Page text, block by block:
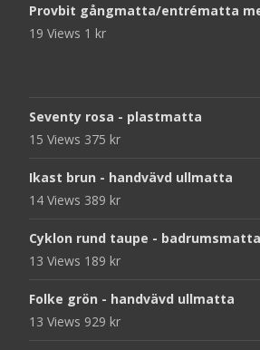
Provbit gångmatta/entrématta
19 Views 1 kr
Seventy rosa - plastmatta
15 Views 375 kr
Ikast brun - handvävd ullmatta
14 Views 389 kr
Cyklon rund taupe - badrumsmatta
13 Views 189 kr
Folke grön - handvävd ullmatta
13 Views 929 kr